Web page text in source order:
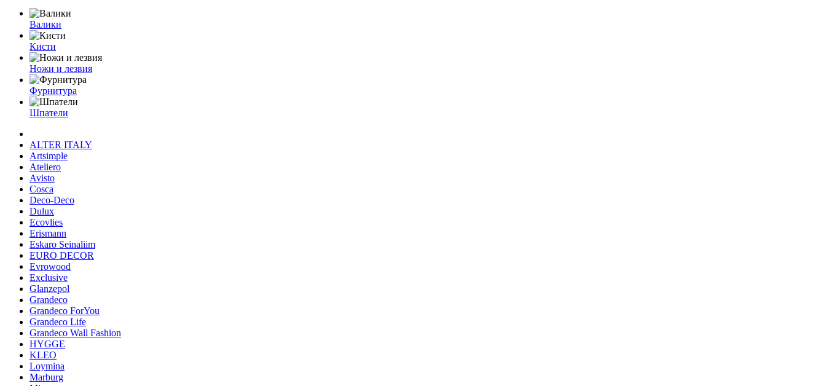
Валики
Кисти
Ножи и лезвия
Фурнитура
Шпатели
ALTER ITALY
Artsimple
Ateliero
Avisto
Cosca
Deco-Deco
Dulux
Ecovlies
Erismann
Eskaro Seinaliim
EURO DECOR
Evrowood
Exclusive
Glanzepol
Grandeco
Grandeco ForYou
Grandeco Life
Grandeco Wall Fashion
HYGGE
KLEO
Loymina
Marburg